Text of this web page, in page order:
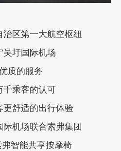
区第一大航空枢纽
吴圩国际机场
质的服务
千乘客的认可
更舒适的出行体验
机场联合索弗集团
智能共享按摩椅